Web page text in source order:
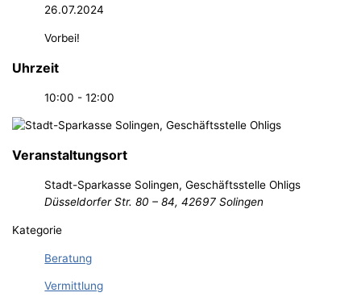
26.07.2024
Vorbei!
Uhrzeit
10:00 - 12:00
Veranstaltungsort
Stadt-Sparkasse Solingen, Geschäftsstelle Ohligs
Düsseldorfer Str. 80 – 84, 42697 Solingen
Kategorie
Beratung
Vermittlung